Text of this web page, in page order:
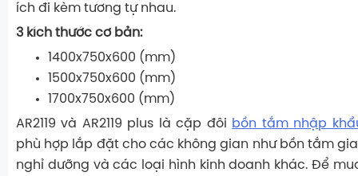
ích đi kèm tương tự nhau.
3 kích thước cơ bản:
1400x750x600 (mm)
1500x750x600 (mm)
1700x750x600 (mm)
AR2119 và AR2119 plus là cặp đôi bồn tắm nhập
phù hợp lắp đặt cho các không gian như bồn tắm
nghỉ dưỡng và các loại hình kinh doanh khác. Để